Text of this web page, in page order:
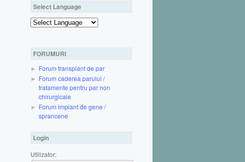
Select Language
FORUMURI
Forum transplant de par
Forum caderea parului /
tratamente pentru par non
chirurgicale
Forum implant de gene /
sprancene
Login
Utilizator: